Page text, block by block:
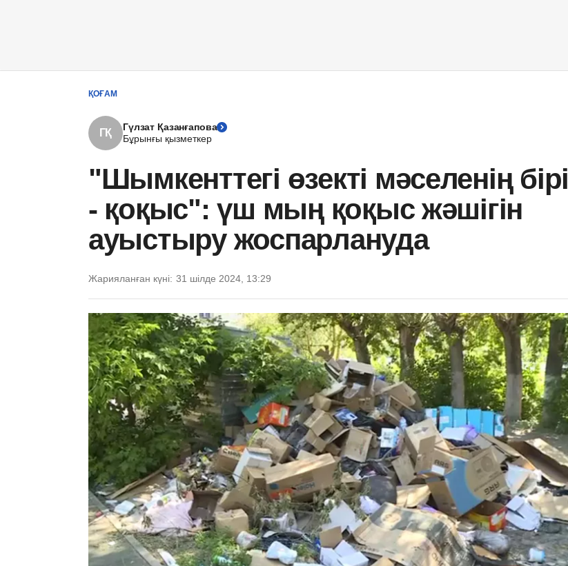
ҚОҒАМ
ГҚ
Гүлзат Қазанғапова
Бұрынғы қызметкер
"Шымкенттегі өзекті мәселенің бірі
- қоқыс": үш мың қоқыс жәшігін
ауыстыру жоспарлануда
Жарияланған күні: 31 шілде 2024, 13:29